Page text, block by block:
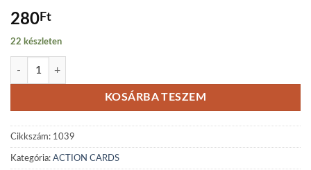
280Ft
22 készleten
Hive Mind mennyiség
KOSÁRBA TESZEM
Cikkszám: 1039
Kategória: ACTION CARDS